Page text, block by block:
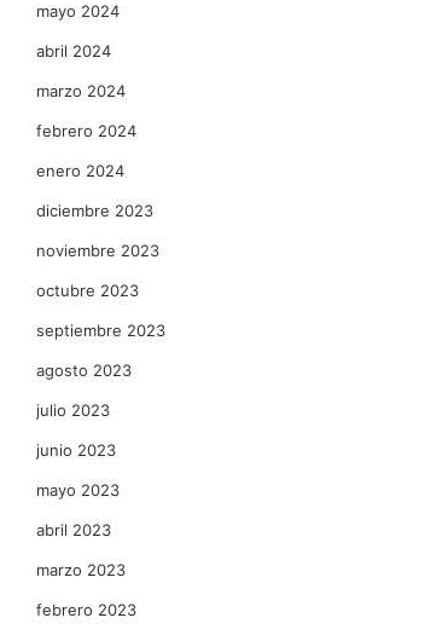
mayo 2024
abril 2024
marzo 2024
febrero 2024
enero 2024
diciembre 2023
noviembre 2023
octubre 2023
septiembre 2023
agosto 2023
julio 2023
junio 2023
mayo 2023
abril 2023
marzo 2023
febrero 2023